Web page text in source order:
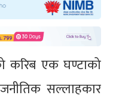
करिब एक घण्टाको
सल्लाहकार